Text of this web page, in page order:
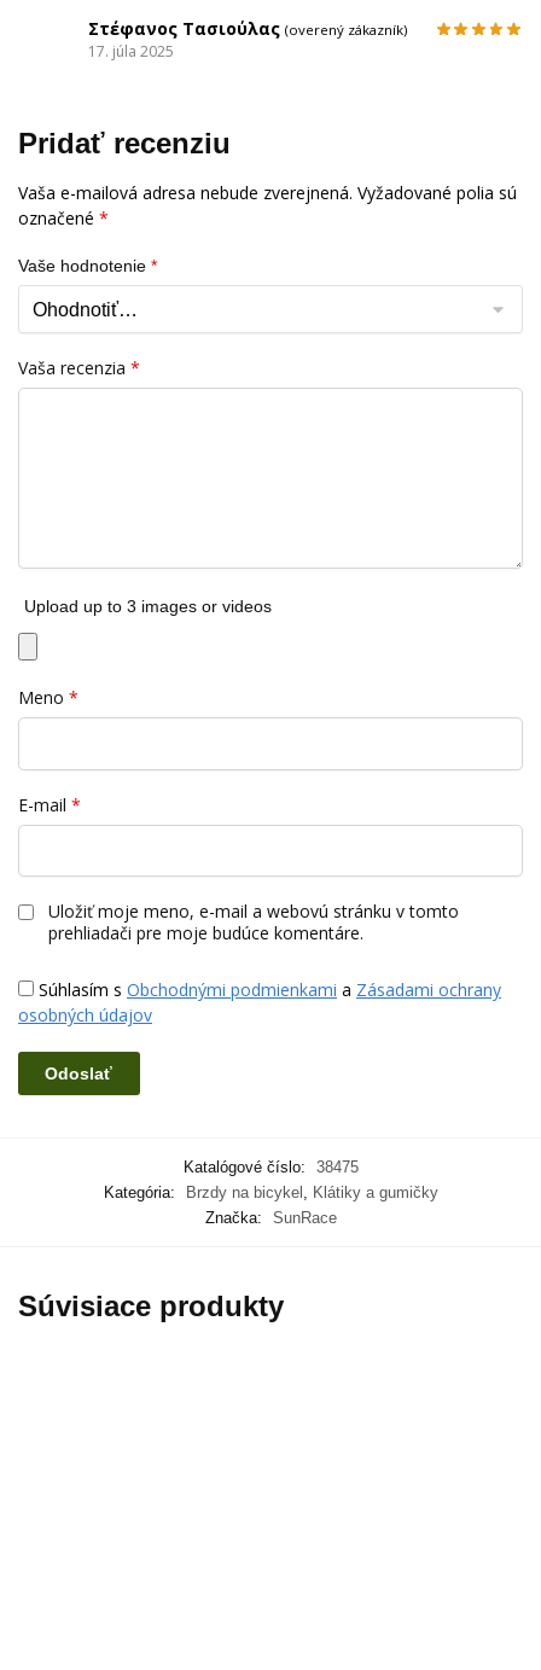
Στέφανος Τασιούλας (overený zákazník)
17. júla 2025
Pridať recenziu
Vaša e-mailová adresa nebude zverejnená. Vyžadované polia sú
označené *
Vaše hodnotenie *
Vaša recenzia *
Upload up to 3 images or videos
Meno *
E-mail *
Uložiť moje meno, e-mail a webovú stránku v tomto
prehliadači pre moje budúce komentáre.
Súhlasím s Obchodnými podmienkami a Zásadami ochrany
osobných údajov
Katalógové číslo:
38475
Kategória:
Brzdy na bicykel
Klátiky a gumičky
Značka:
SunRace
Súvisiace produkty